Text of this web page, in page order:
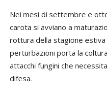
Nei mesi di settembre e
carota si avviano a
rottura della stagione estiva
perturbazioni porta la
attacchi fungini che
difesa.